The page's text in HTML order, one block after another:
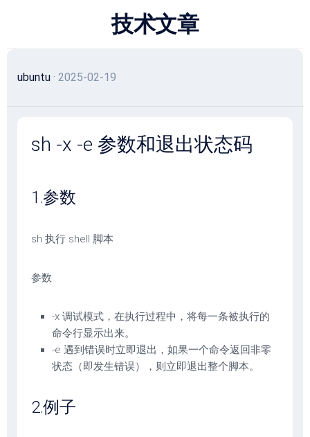
技术文章
ubuntu · 2025-02-19
sh -x -e 参数和退出状态码
1.参数
sh 执行 shell 脚本
参数
-x 调试模式，在执行过程中，将每一条被执行的
命令行显示出来。
-e 遇到错误时立即退出，如果一个命令返回非零
状态（即发生错误），则立即退出整个脚本。
2.例子